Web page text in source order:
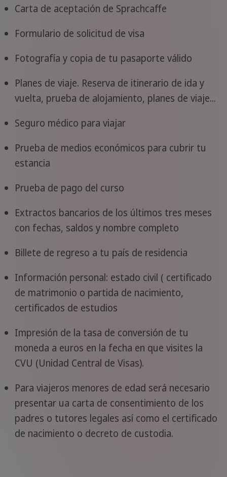
Carta de aceptación de Sprachcaffe
Formulario de solicitud de visa
Fotografía y copia de tu pasaporte válido
Planes de viaje. Reserva de itinerario de ida y
vuelta, prueba de alojamiento, planes de viaje...
Seguro médico para viajar
Prueba de medios económicos para cubrir tu
estancia
Prueba de pago del curso
Extractos bancarios de los últimos tres meses
con fechas, saldos y nombre completo
Billete de regreso a tu país de residencia
Información personal: estado civil ( certificado
de matrimonio o partida de nacimiento,
certificados de estudios
Impresión de la tasa de conversión de tu
moneda a euros en la fecha en que visites la
CVU (Unidad Central de Visas).
Para viajeros menores de edad será necesario
presentar ua carta de consentimiento de los
padres o tutores legales así como el certificado
de nacimiento o decreto de custodia.